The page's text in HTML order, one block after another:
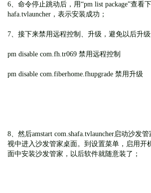
6、命令停止跳动后，用“pm list package”查看
hafa.tvlauncher，表示安装成功；
7、接下来禁用远程控制、升级，避免以后升
pm disable com.fh.tr069 禁用远程控制
pm disable com.fiberhome.fhupgrade 禁用升级
8、然后amstart com.shafa.tvlauncher启动沙发
视中进入沙发管家桌面。到设置菜单，启用开
面中安装沙发管家，以后软件就随意装了；